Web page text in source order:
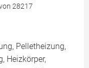
28217
Pelletheizung,
Heizkörper,